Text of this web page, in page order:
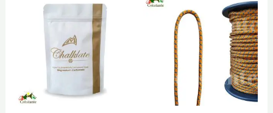
producto
variantes.
se
de
precios:
desde
$6.00
hasta
$8.00